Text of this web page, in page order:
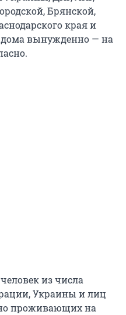
Брянской,
края и
вынужденно — на
из числа
Украины и лиц
проживающих на